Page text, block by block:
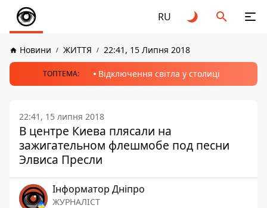
RU
Новини ЖИТТЯ 22:41, 15 Липня 2018
ТОПТЕМА: Відключення світла у столиці
22:41, 15 липня 2018
В центре Киева плясали на
зажигательном флешмобе под песни
Элвиса Пресли
Інформатор Дніпро
ЖУРНАЛІСТ